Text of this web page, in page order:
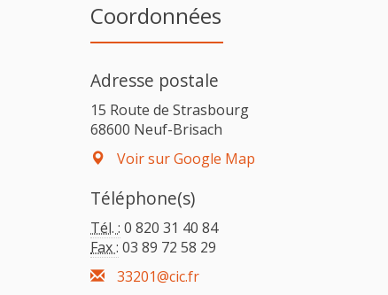
Coordonnées
Adresse postale
15 Route de Strasbourg
68600 Neuf-Brisach
Voir sur Google Map
Téléphone(s)
Tél. : 0 820 31 40 84
Fax : 03 89 72 58 29
33201@cic.fr